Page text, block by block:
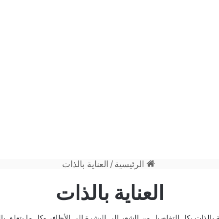
الرئيسية / العناية بالذات
العناية بالذات